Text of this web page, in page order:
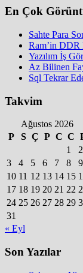
En Çok
Sahte Para
Ram’in DDR
Yazılım İş
Az Bilinen
Sql Tekrar
Takvim
Ağustos 2026
P
S Ç P C C
1
2
3
4 5 6 7 8
9
10 11 12 13 14 15
17 18 19 20 21 22
24 25 26 27 28 29
31
« Eyl
Son Yazılar